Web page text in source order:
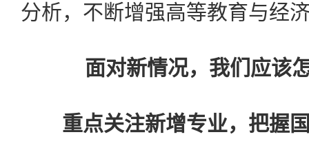
分析，不断增强高等教育与经
面对新情况，我们应该
重点关注新增专业，把握